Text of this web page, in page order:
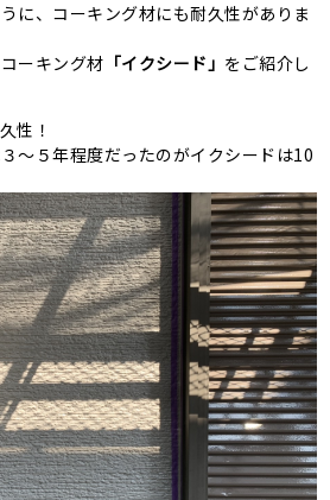
に、コーキング材にも耐久性がありま
ーキング材 「イクシード」 をご紹介し
性！
～５年程度だったのがイクシードは10